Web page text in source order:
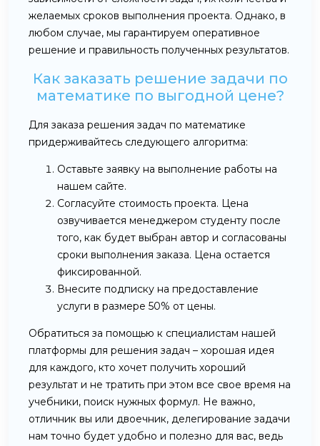
желаемых сроков выполнения проекта. Однако, в
любом случае, мы гарантируем оперативное
решение и правильность полученных результатов.
Как заказать решение задачи по
математике по выгодной цене?
Для заказа решения задач по математике
придерживайтесь следующего алгоритма:
Оставьте заявку на выполнение работы на
нашем сайте.
Согласуйте стоимость проекта. Цена
озвучивается менеджером студенту после
того, как будет выбран автор и согласованы
сроки выполнения заказа. Цена остается
фиксированной.
Внесите подписку на предоставление
услуги в размере 50% от цены.
Обратиться за помощью к специалистам нашей
платформы для решения задач – хорошая идея
для каждого, кто хочет получить хороший
результат и не тратить при этом все свое время на
учебники, поиск нужных формул. Не важно,
отличник вы или двоечник, делегирование задачи
нам точно будет удобно и полезно для вас, ведь